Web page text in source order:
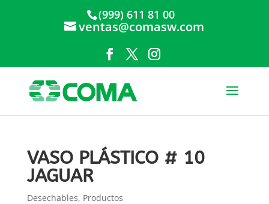
(999) 611 81 00
ventas@comasw.com
VASO PLÁSTICO # 10
JAGUAR
Desechables, Productos